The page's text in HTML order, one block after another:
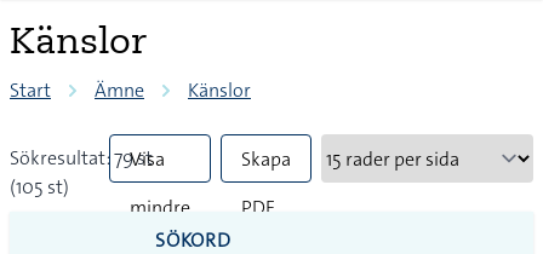
Känslor
Start Ämne Känslor
Sökresultat: 79 st
(105 st)
Visa
mindre
Skapa
PDF
SÖKORD